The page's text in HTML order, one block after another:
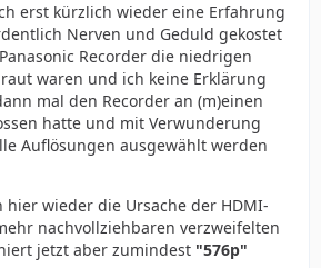
erst kürzlich wieder eine Erfahrung
Nerven und Geduld gekostet
Recorder die niedrigen
waren und ich keine Erklärung
mal den Recorder an (m)einen
hatte und mit Verwunderung
Auflösungen ausgewählt werden
hier wieder die Ursache der HDMI-
nachvollziehbaren verzweifelten
jetzt aber zumindest "576p"